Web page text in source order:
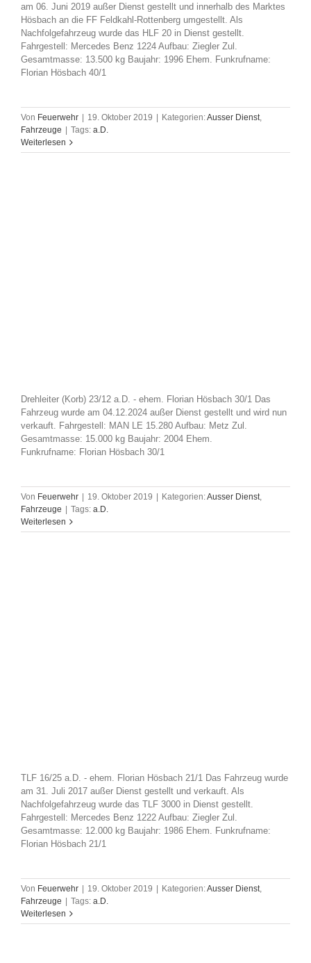
am 06. Juni 2019 außer Dienst gestellt und innerhalb des Marktes
Hösbach an die FF Feldkahl-Rottenberg umgestellt. Als
Nachfolgefahrzeug wurde das HLF 20 in Dienst gestellt.
Fahrgestell: Mercedes Benz 1224 Aufbau: Ziegler Zul.
Gesamtmasse: 13.500 kg Baujahr: 1996 Ehem. Funkrufname:
Florian Hösbach 40/1
Von Feuerwehr 19. Oktober 2019 Kategorien:Ausser Dienst,
Fahrzeuge
Tags: a.D.
Weiterlesen
Drehleiter (Korb) 23/12 a.D. - ehem. Florian Hösbach 30/1 Das
Fahrzeug wurde am 04.12.2024 außer Dienst gestellt und wird nun
verkauft. Fahrgestell: MAN LE 15.280 Aufbau: Metz Zul.
Gesamtmasse: 15.000 kg Baujahr: 2004 Ehem.
Funkrufname: Florian Hösbach 30/1
Von Feuerwehr | 19. Oktober 2019 | Kategorien:Ausser Dienst
Fahrzeuge | Tags: a.D.
Weiterlesen
TLF 16/25 a.D. - ehem. Florian Hösbach 21/1 Das Fahrzeug wurde
am 31. Juli 2017 außer Dienst gestellt und verkauft. Als
Nachfolgefahrzeug wurde das TLF 3000 in Dienst gestellt.
Fahrgestell: Mercedes Benz 1222 Aufbau: Ziegler Zul.
Gesamtmasse: 12.000 kg Baujahr: 1986 Ehem. Funkrufname:
Florian Hösbach 21/1
Von Feuerwehr 19. Oktober 2019 Kategorien:Ausser Dienst,
Fahrzeuge
Tags: a.D.
Weiterlesen